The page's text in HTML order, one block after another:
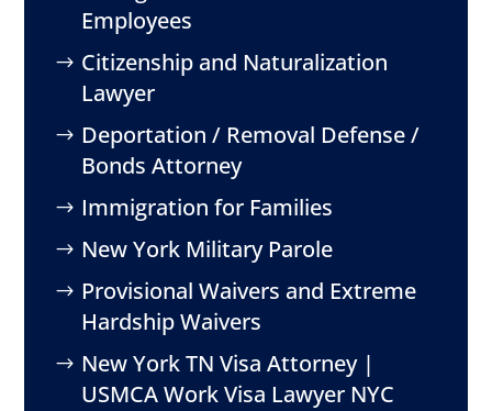
Employees
Citizenship and Naturalization
Lawyer
Deportation / Removal Defense /
Bonds Attorney
Immigration for Families
New York Military Parole
Provisional Waivers and Extreme
Hardship Waivers
New York TN Visa Attorney |
USMCA Work Visa Lawyer NYC